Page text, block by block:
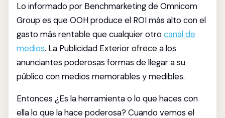
Lo informado por Benchmarketing de Omnicom
Group es que OOH produce el ROI más alto con el
gasto más rentable que cualquier otrocanal de
medios. La Publicidad Exterior ofrece a los
anunciantes poderosas formas de llegar a su
público con medios memorables y medibles.
Entonces ¿Es la herramienta o lo que haces con
ella lo que la hace poderosa? Cuando vemos el